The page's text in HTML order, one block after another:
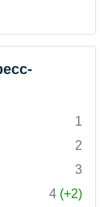
1
2
3
4 (+2)